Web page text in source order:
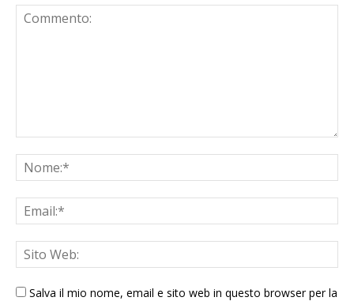
Salva il mio nome, email e sito web in questo browser per la